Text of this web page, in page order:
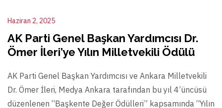
Haziran 2, 2025
AK Parti Genel Başkan Yardımcısı Dr.
Ömer İleri’ye Yılın Milletvekili Ödülü
AK Parti Genel Başkan Yardımcısı ve Ankara Milletvekili
Dr. Ömer İleri, Medya Ankara tarafından bu yıl 4’üncüsü
düzenlenen “Başkente Değer Ödülleri” kapsamında “Yılın